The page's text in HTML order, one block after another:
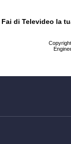
Fai di Televideo la